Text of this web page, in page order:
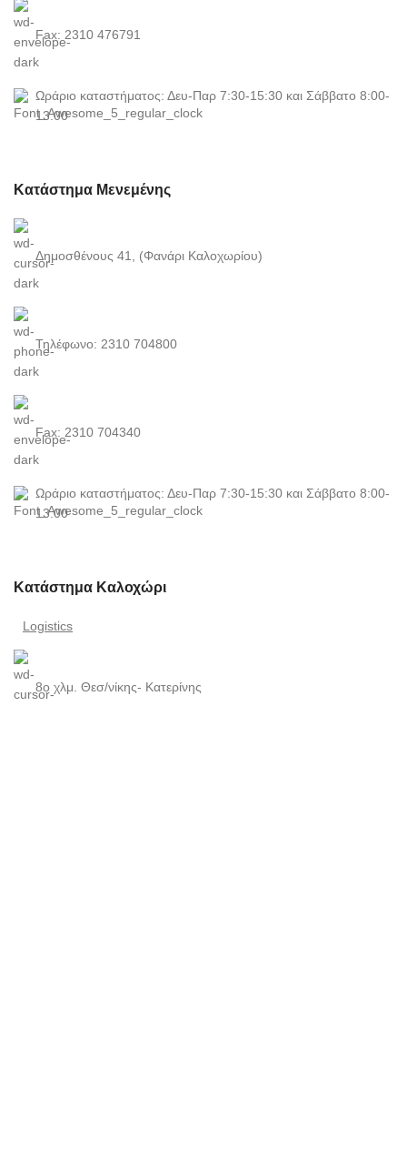
Fax: 2310 476791
Ωράριο καταστήματος: Δευ-Παρ 7:30-15:30 και Σάββατο 8:00-
13:00
Κατάστημα Μενεμένης
Δημοσθένους 41, (Φανάρι Καλοχωρίου)
Τηλέφωνο: 2310 704800
Fax: 2310 704340
Ωράριο καταστήματος: Δευ-Παρ 7:30-15:30 και Σάββατο 8:00-
13:00
Κατάστημα Καλοχώρι
Logistics
8ο χλμ. Θεσ/νίκης- Κατερίνης